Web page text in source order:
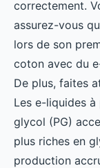
correctement.
assurez-vous
lors de son
coton avec du
De plus, faites
Les e-liquides
glycol (PG)
plus riches en
production